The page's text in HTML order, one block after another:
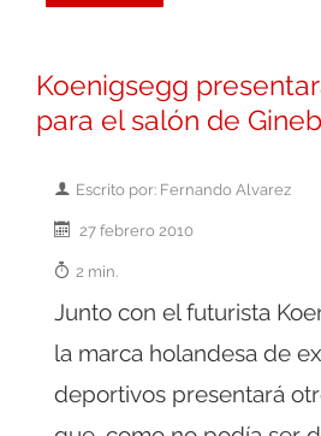
Koenigsegg
para el salón de
Escrito por: Fernando Alvarez
27 febrero 2010
2 min.
Junto con el futurista
la marca holandesa de
deportivos presentará